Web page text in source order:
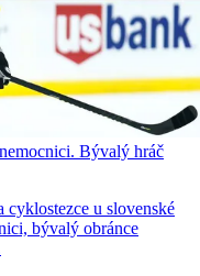
Bývalý hráč
cyklostezce u slovenské
bývalý obránce